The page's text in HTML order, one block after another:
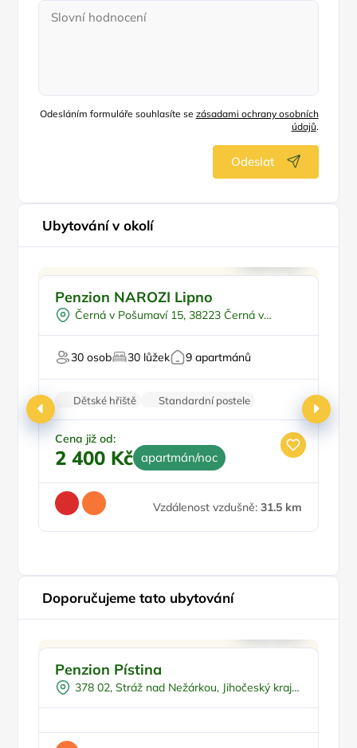
Odesláním formuláře souhlasíte se zásadami ochrany osobních
údajů.
Odeslat
Ubytování v okolí
Venkovní bazén
U vody
Pro milovníky přírody
Pro relaxaci
Penzion NAROZI Lipno
Černá v Pošumaví 15, 38223 Černá v
30 osob
30 lůžek 9 apartmánů
Dětské hřiště
Standardní postele
Restaurace
Wi-Fi Parkování zdarma
Cena již od:
2 400 Kč apartmán/noc
Vzdálenost vzdušně: 31.5 km
Doporučujeme tato ubytování
Penzion Pístina
378 02, Stráž nad Nežárkou, Jihočeský kraj,